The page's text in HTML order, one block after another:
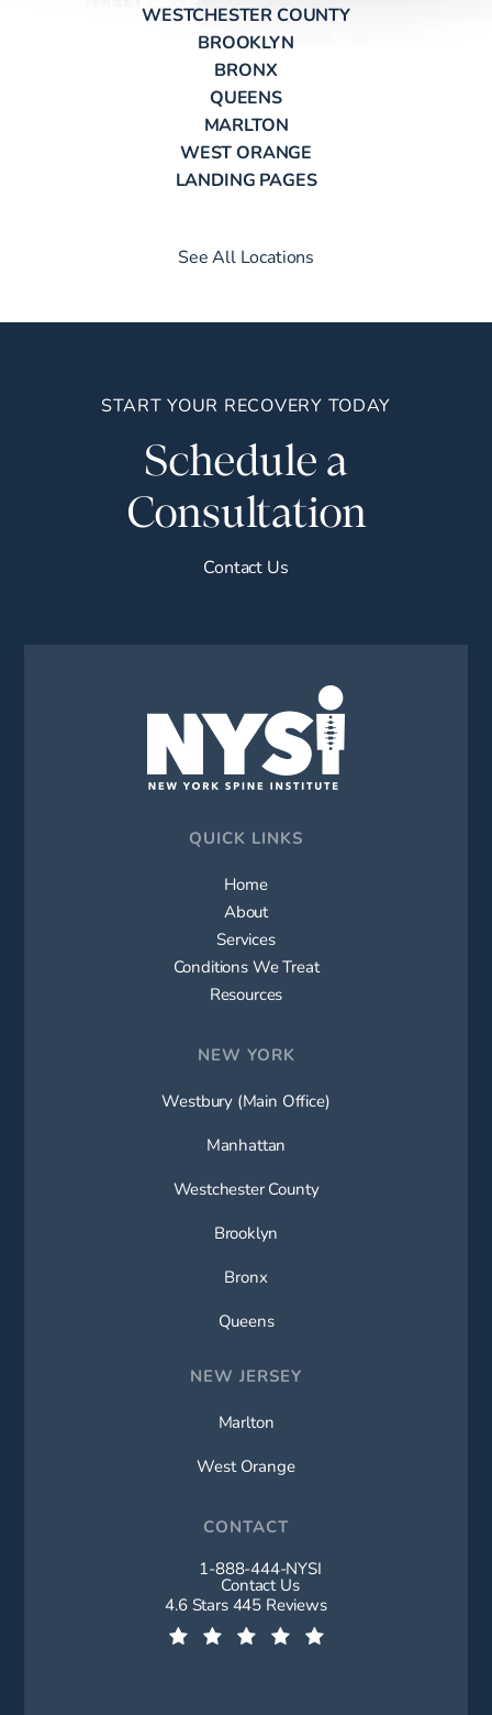
WESTCHESTER COUNTY
BROOKLYN
BRONX
QUEENS
MARLTON
WEST ORANGE
LANDING PAGES
See All Locations
START YOUR RECOVERY TODAY
Schedule a
Consultation
Contact Us
QUICK LINKS
Home
About
Services
Conditions We Treat
Resources
NEW YORK
Westbury (Main Office)
Manhattan
Westchester County
Brooklyn
Bronx
Queens
NEW JERSEY
Marlton
West Orange
CONTACT
Call New York Spine Institute on
1-888-444-NYSI
Contact Us
New York Spine Institute reviews:
4.6 Stars 445 Reviews